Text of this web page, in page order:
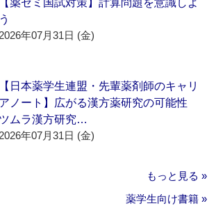
【薬ゼミ国試対策】計算問題を意識しよ
う
2026年07月31日 (金)
【日本薬学生連盟・先輩薬剤師のキャリ
アノート】広がる漢方薬研究の可能性
ツムラ漢方研究…
2026年07月31日 (金)
もっと見る »
薬学生向け書籍 »